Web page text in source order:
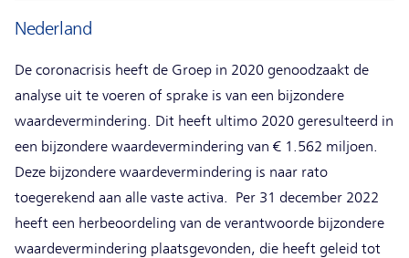
Nederland
De coronacrisis heeft de Groep in 2020 genoodzaakt de
analyse uit te voeren of sprake is van een bijzondere
waardevermindering. Dit heeft ultimo 2020 geresulteerd in
een bijzondere waardevermindering van € 1.562 miljoen.
Deze bijzondere waardevermindering is naar rato
toegerekend aan alle vaste activa. Per 31 december 2022
heeft een herbeoordeling van de verantwoorde bijzondere
waardevermindering plaatsgevonden, die heeft geleid tot